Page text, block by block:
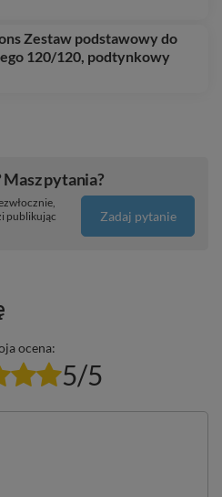
Zestaw podstawowy do
120/120, podtynkowy
pytania?
publikując
Zadaj pytanie
ocena:
5/5